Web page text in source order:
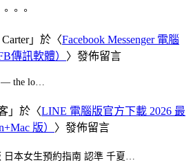
。。
」於〈Facebook Messenger 電腦
傳訊軟體） 〉發佈留言
— the lo…
」於〈LINE 電腦版官方下載 2026 最
版） 〉發佈留言
日本女生預約指南 認準 千夏…